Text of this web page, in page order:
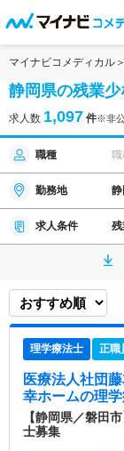
マイナビコメディカル
静岡県の残業少
求人数 1,097 件※非
職種 職
勤務地
求人条件
理学療法士 正職
医療法人社団
幸ホームの理
【静岡県／磐田
士募集